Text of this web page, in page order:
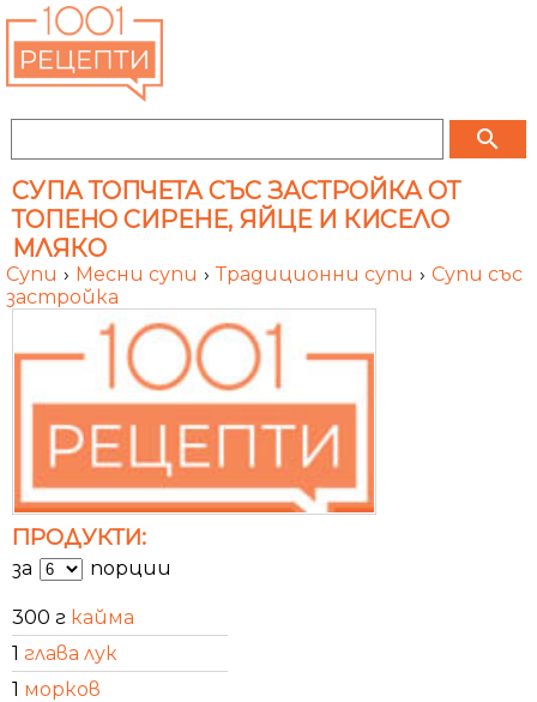
search
СУПА ТОПЧЕТА СЪС ЗАСТРОЙКА ОТ
ТОПЕНО СИРЕНЕ, ЯЙЦЕ И КИСЕЛО
МЛЯКО
Супи › Месни супи › Традиционни супи › Супи със
застройка
ПРОДУКТИ:
за порции
300 г кайма
1 глава лук
1 морков